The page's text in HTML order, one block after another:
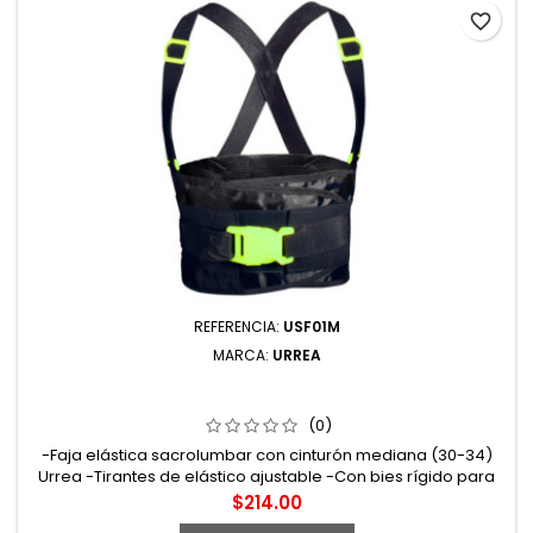
REFERENCIA: USF01M
MARCA: URREA
(0)
-Faja elástica sacrolumbar con cinturón mediana (30-34)
Urrea -Tirantes de elástico ajustable -Con bies rígido para
evitar cualquier deformación en el producto -Cinturón rígido
reforzado -Banda elástica de ajuste. Sistema de sujeción
Precio
$214.00
favorite_border